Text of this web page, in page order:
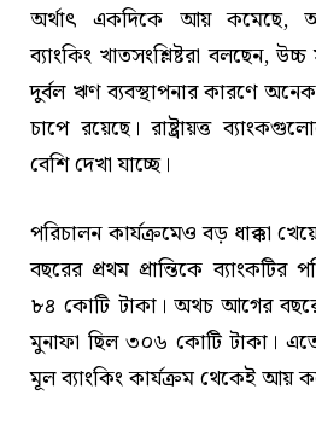
অর্থাৎ একদিকে আয় কমেছে,
ব্যাংকিং খাতসংশ্লিষ্টরা বলছেন,
দুর্বল ঋণ ব্যবস্থাপনার কারণে
চাপে রয়েছে। রাষ্ট্রায়ত্ত
বেশি দেখা যাচ্ছে।
পরিচালন কার্যক্রমেও বড় ধাক্কা
বছরের প্রথম প্রান্তিকে
৮৪ কোটি টাকা। অথচ আগের
মুনাফা ছিল ৩০৬ কোটি টাকা।
মূল ব্যাংকিং কার্যক্রম থেকেই আয়